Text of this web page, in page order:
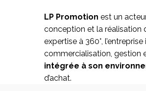
LP Promotion est un
conception et la réalisation
expertise à 360°,
commercialisation, gestion
intégrée à son
d’achat.